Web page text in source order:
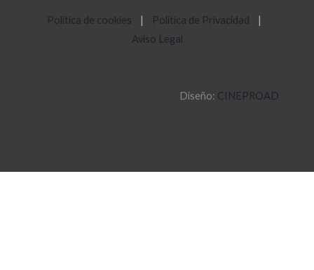
Política de cookies | Política de Privacidad
|
Aviso Legal
Diseño: CINEPROAD